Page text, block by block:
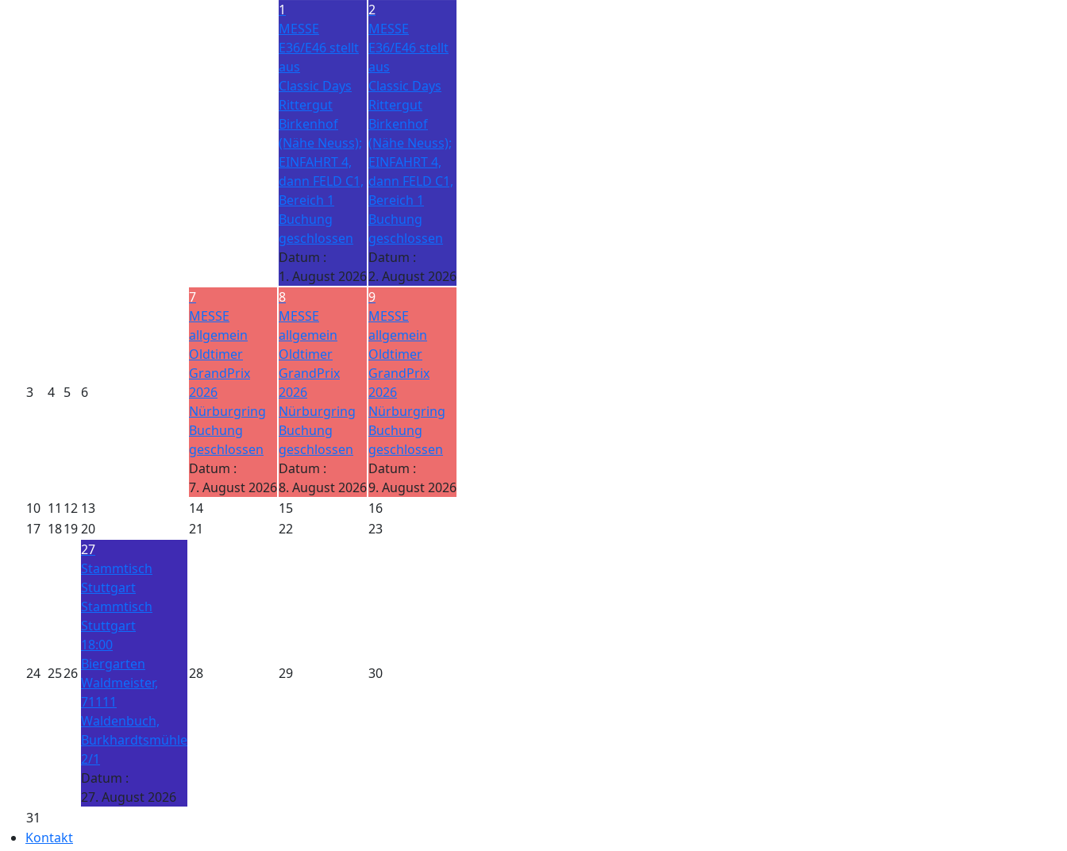
1
MESSE
E36/E46 stellt
aus
Classic Days
Rittergut
Birkenhof
(Nähe Neuss);
EINFAHRT 4,
dann FELD C1,
Bereich 1
Buchung
geschlossen
Datum :
1. August 2026
2
MESSE
E36/E46 stellt
aus
Classic Days
Rittergut
Birkenhof
(Nähe Neuss);
EINFAHRT 4,
dann FELD C1,
Bereich 1
Buchung
geschlossen
Datum :
2. August 2026
3 4 5 6
7
MESSE
allgemein
Oldtimer
GrandPrix
2026
Nürburgring
Buchung
geschlossen
Datum :
7. August 2026
8
MESSE
allgemein
Oldtimer
GrandPrix
2026
Nürburgring
Buchung
geschlossen
Datum :
8. August 2026
9
MESSE
allgemein
Oldtimer
GrandPrix
2026
Nürburgring
Buchung
geschlossen
Datum :
9. August 2026
10 11 12 13 14 15
16
17 181920 21 22 23
24 2526
27
Stammtisch
Stuttgart
Stammtisch
Stuttgart
18:00
Biergarten
Waldmeister,
71111
Waldenbuch,
Burkhardtsmühle
2/1
Datum :
27. August 2026
28 29 30
31
Kontakt